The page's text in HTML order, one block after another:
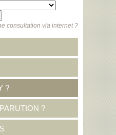
consultation via internet ?
?
?